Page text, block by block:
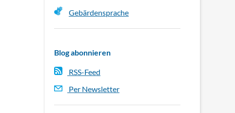
Gebärdensprache
Blog abonnieren
RSS-Feed
Per Newsletter